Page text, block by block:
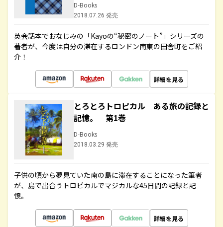
D-Books
2018.07.26 発売
英会話本でおなじみの「Kayoの“秘密のノート”」シリーズの
著者が、今度は自分の滞在するロンドン南東の田舎町をご紹
介！
詳細を見る
とろとろトロピカル ある旅の記録と
記憶。 第1巻
D-Books
2018.03.29 発売
子供の頃から夢見ていた南の島に滞在することになった筆者
が、島で出合うトロピカルでマジカルな45日間の記録と記
憶。
詳細を見る